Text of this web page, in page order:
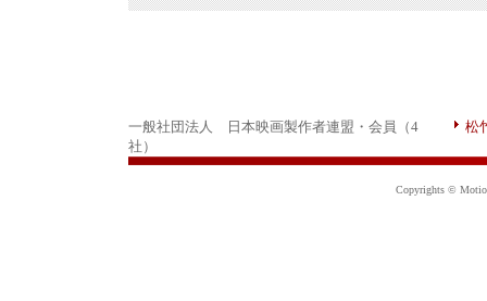
一般社団法人 日本映画製作者連盟・会員（4
社）
松
Copyrights ©